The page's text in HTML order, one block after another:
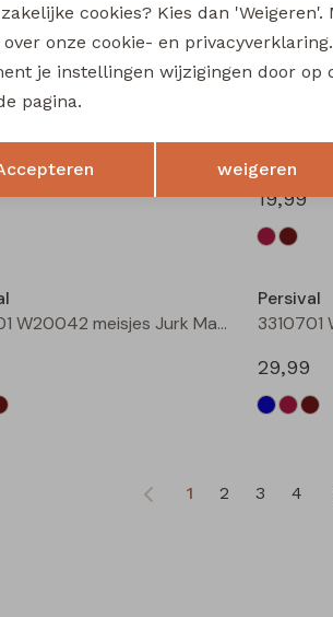
19,99
3310701 W20042 meisjes Jurk Marine
Persival
29,99
1 2 3 4
Terug
cookies? Kies dan 'Weigeren'.
over onze cookie- en
je instellingen wijzigingen door op
pagina.
weigeren